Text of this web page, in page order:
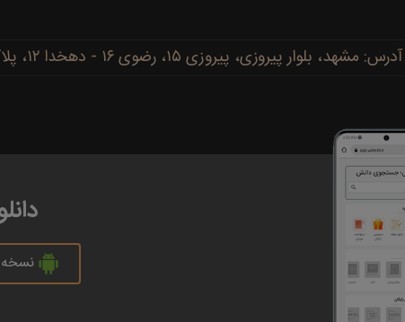
آدرس: مشهد، بلوار پیروزی، پیروزی ۱۵، رضوی ۱۶ - دهخدا ۱۲، پلاک ۱۴ ──── کدپستی: ۹۱۷۷۷۳۴۴۸۶
نسخه